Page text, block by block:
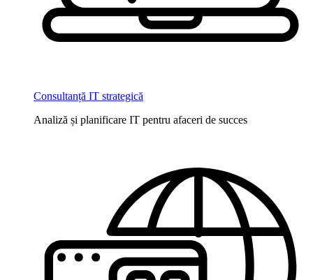
Consultanță IT strategică
Analiză și planificare IT pentru afaceri de succes